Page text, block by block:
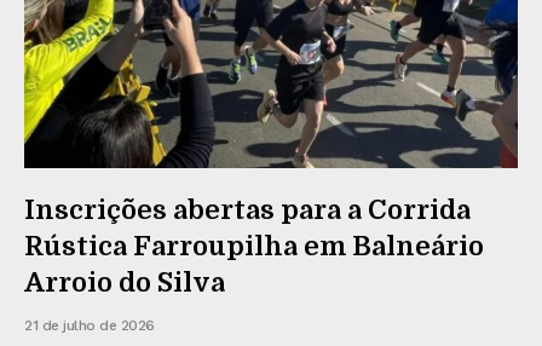
Inscrições abertas para a Corrida
Rústica Farroupilha em Balneário
Arroio do Silva
21 de julho de 2026